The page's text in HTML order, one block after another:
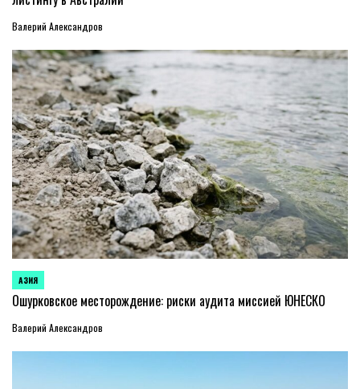
Валерий Александров
ОПУБЛИКОВАНО
В
АЗИЯ
Ошурковское месторождение: риски аудита миссией ЮНЕСКО
Валерий Александров